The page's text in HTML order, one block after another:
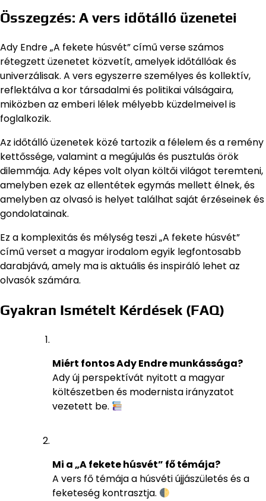
Összegzés: A vers időtálló üzenetei
Ady Endre „A fekete húsvét” című verse számos
rétegzett üzenetet közvetít, amelyek időtállóak és
univerzálisak. A vers egyszerre személyes és kollektív,
reflektálva a kor társadalmi és politikai válságaira,
miközben az emberi lélek mélyebb küzdelmeivel is
foglalkozik.
Az időtálló üzenetek közé tartozik a félelem és a remény
kettőssége, valamint a megújulás és pusztulás örök
dilemmája. Ady képes volt olyan költői világot teremteni,
amelyben ezek az ellentétek egymás mellett élnek, és
amelyben az olvasó is helyet találhat saját érzéseinek és
gondolatainak.
Ez a komplexitás és mélység teszi „A fekete húsvét”
című verset a magyar irodalom egyik legfontosabb
darabjává, amely ma is aktuális és inspiráló lehet az
olvasók számára.
Gyakran Ismételt Kérdések (FAQ)
Miért fontos Ady Endre munkássága?
Ady új perspektívát nyitott a magyar
költészetben és modernista irányzatot
vezetett be.
Mi a „A fekete húsvét” fő témája?
A vers fő témája a húsvéti újjászületés és a
feketeség kontrasztja.